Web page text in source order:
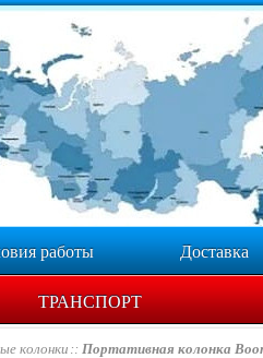
работы Доставка
ТРАНСПОРТ
колонки Портативная колонка